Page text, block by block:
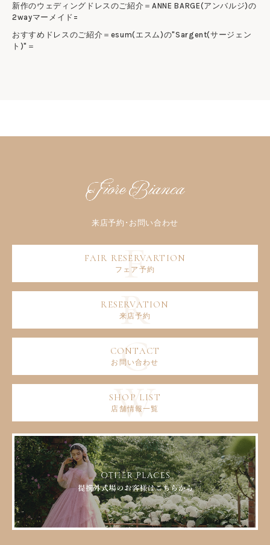
新作のウェディングドレスのご紹介＝ANNE BARGE(アンバルジ)の
2wayマーメイド=
おすすめドレスのご紹介＝esum(エスム)の"Sargent(サージェン
ト)"＝
フェア予約
来店予約
お問い合わせ
店舗情報一覧